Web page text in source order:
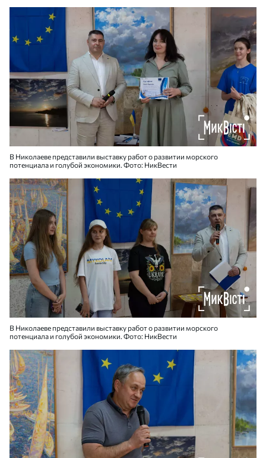
В Николаеве представили выставку работ о развитии морского
потенциала и голубой экономики. Фото: НикВести
В Николаеве представили выставку работ о развитии морского
потенциала и голубой экономики. Фото: НикВести